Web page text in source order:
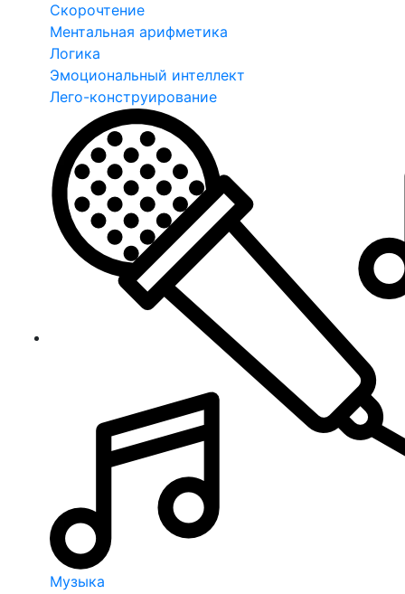
Скорочтение
Ментальная арифметика
Логика
Эмоциональный интеллект
Лего-конструирование
Музыка